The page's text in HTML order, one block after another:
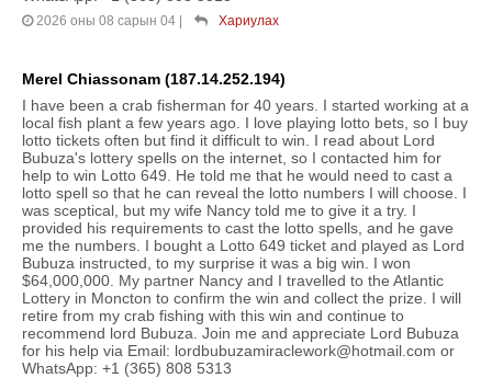
2026 оны 08 сарын 04 | Хариулах
Merel Chiassonam (187.14.252.194)
I have been a crab fisherman for 40 years. I started working at a
local fish plant a few years ago. I love playing lotto bets, so I buy
lotto tickets often but find it difficult to win. I read about Lord
Bubuza's lottery spells on the internet, so I contacted him for
help to win Lotto 649. He told me that he would need to cast a
lotto spell so that he can reveal the lotto numbers I will choose. I
was sceptical, but my wife Nancy told me to give it a try. I
provided his requirements to cast the lotto spells, and he gave
me the numbers. I bought a Lotto 649 ticket and played as Lord
Bubuza instructed, to my surprise it was a big win. I won
$64,000,000. My partner Nancy and I travelled to the Atlantic
Lottery in Moncton to confirm the win and collect the prize. I will
retire from my crab fishing with this win and continue to
recommend lord Bubuza. Join me and appreciate Lord Bubuza
for his help via Email: lordbubuzamiraclework@hotmail.com or
WhatsApp: +1 (365) 808 5313